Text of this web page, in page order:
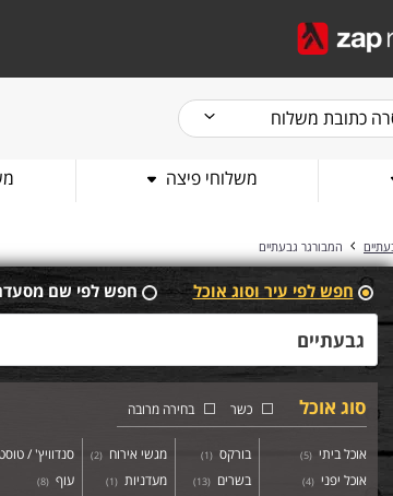
כתובת משלוח
משלוחי פיצה
המבורגר גבעתיים
חפש לפי עיר וסוג אוכל חפש לפי שם
סוג אוכל כשר בחירה מרובה
אוכל ביתי (
5
)
אוכל יפני (
4
)
בורקס (
1
)
בשרים (
13
)
מגשי אירוח (
2
)
מעדניות (
1
)
סנדוויץ' /
עוף (
8
)